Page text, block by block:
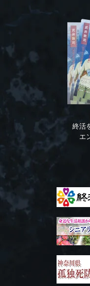
終活
エ